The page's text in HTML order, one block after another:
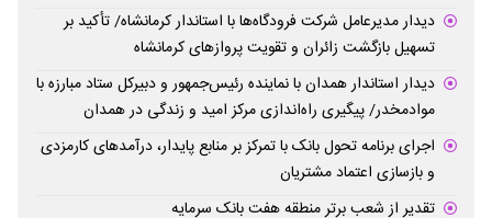
دیدار مدیرعامل شرکت فرودگاه‌ها با استاندار کرمانشاه/ تأکید بر
تسهیل بازگشت زائران و تقویت پروازهای کرمانشاه
دیدار استاندار همدان با نماینده رئیس‌جمهور و دبیرکل ستاد مبارزه با
موادمخدر/ پیگیری راه‌اندازی مرکز امید و زندگی در همدان
اجرای برنامه تحول بانک با تمرکز بر منابع پایدار، درآمدهای کارمزدی
و بازسازی اعتماد مشتریان
تقدیر از شعب برتر منطقه هفت بانک سرمایه